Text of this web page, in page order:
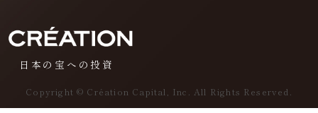
日本の宝への投資
Copyright © Création Capital, Inc. All Rights Reserved.